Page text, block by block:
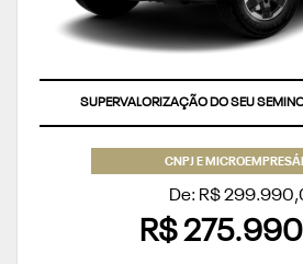
SUPERVALORIZAÇÃO DO SEU
CNPJ E
De: R$
R$